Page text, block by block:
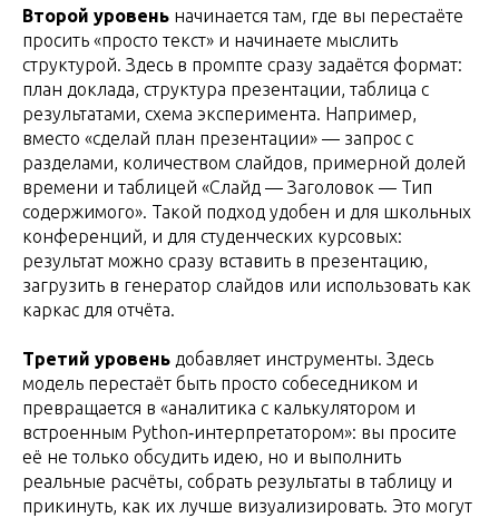
Второй уровень начинается там, где вы перестаёте
просить «просто текст» и начинаете мыслить
структурой. Здесь в промпте сразу задаётся формат:
план доклада, структура презентации, таблица с
результатами, схема эксперимента. Например,
вместо «сделай план презентации» — запрос с
разделами, количеством слайдов, примерной долей
времени и таблицей «Слайд — Заголовок — Тип
содержимого». Такой подход удобен и для школьных
конференций, и для студенческих курсовых:
результат можно сразу вставить в презентацию,
загрузить в генератор слайдов или использовать как
каркас для отчёта.
Третий уровень добавляет инструменты. Здесь
модель перестаёт быть просто собеседником и
превращается в «аналитика с калькулятором и
встроенным Python‑интерпретатором»: вы просите
её не только обсудить идею, но и выполнить
реальные расчёты, собрать результаты в таблицу и
прикинуть, как их лучше визуализировать. Это могут